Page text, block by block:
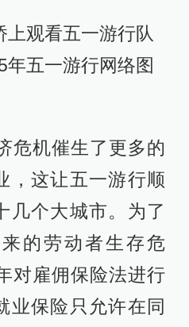
上观看五一游行队
五一游行网络图
危机催生了更多的
，这让五一游行顺
几个大城市。为了
的劳动者生存危
对雇佣保险法进行
业保险只允许在同